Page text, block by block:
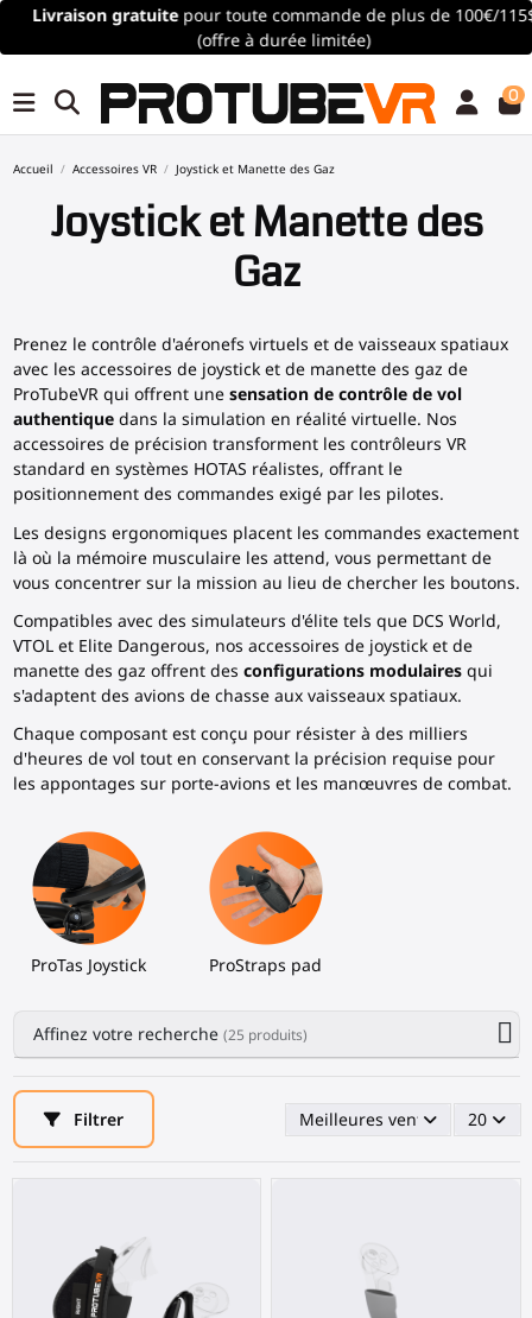
Livraison gratuitepour toute commande de plus de 100€/115$
(offre à durée limitée)
0
Accueil Accessoires VR Joystick et Manette des Gaz
Joystick et Manette des
Gaz
Prenez le contrôle d'aéronefs virtuels et de vaisseaux spatiaux
avec les accessoires de joystick et de manette des gaz de
ProTubeVR qui offrent une sensation de contrôle de vol
authentiquedans la simulation en réalité virtuelle. Nos
accessoires de précision transforment les contrôleurs VR
standard en systèmes HOTAS réalistes, offrant le
positionnement des commandes exigé par les pilotes.
Les designs ergonomiques placent les commandes exactement
là où la mémoire musculaire les attend, vous permettant de
vous concentrer sur la mission au lieu de chercher les boutons.
Compatibles avec des simulateurs d'élite tels que DCS World,
VTOL et Elite Dangerous, nos accessoires de joystick et de
manette des gaz offrent des configurations modulairesqui
s'adaptent des avions de chasse aux vaisseaux spatiaux.
Chaque composant est conçu pour résister à des milliers
d'heures de vol tout en conservant la précision requise pour
les appontages sur porte-avions et les manœuvres de combat.
ProTas Joystick ProStraps pad
Affinez votre recherche (25 produits)
Filtrer Meilleures ventes en20